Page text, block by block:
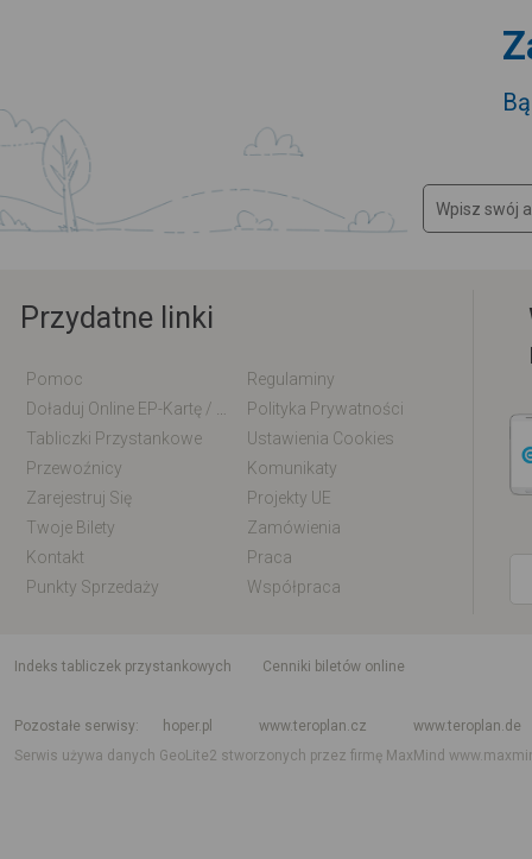
Przydatne linki
Pomoc
Regulaminy
Polityka Prywatności
Tabliczki Przystankowe
Ustawienia Cookies
Przewoźnicy
Komunikaty
Zarejestruj Się
Projekty UE
Twoje Bilety
Zamówienia
Kontakt
Praca
Punkty Sprzedaży
Współpraca
indeks tabliczek przystankowych
Cenniki biletów online
Pozostałe serwisy
hoper.pl www.teroplan.cz
www.teroplan.de
Serwis używa danych GeoLite2 stworzonych przez firmę MaxMind